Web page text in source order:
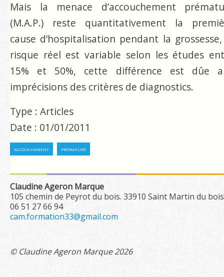
Mais la menace d’accouchement
(M.A.P.) reste quantitativement la
cause d’hospitalisation pendant la
risque réel est variable selon les études
15% et 50%, cette différence est dûe
imprécisions des critères de diagnostics.
Type : Articles
Date : 01/01/2011
accouchement prématuré
Claudine Ageron Marque
105 chemin de Peyrot du bois. 33910 Saint Martin du
06 51 27 66 94
cam.formation33@gmail.com
© Claudine Ageron Marque 2026